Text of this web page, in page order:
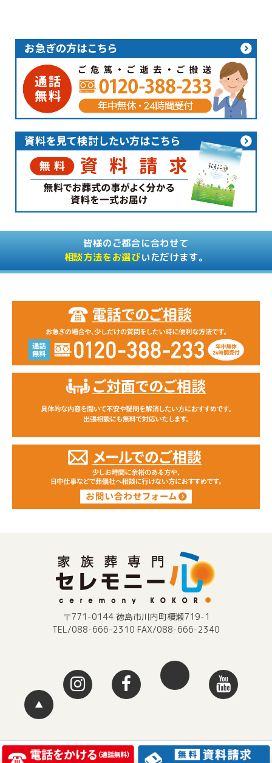
皆様のご都合に合わせて
相談方法をお選びいただけます。
〒771-0144 徳島市川内町榎瀬719-1
TEL/088-666-2310 FAX/088-666-2340
▲